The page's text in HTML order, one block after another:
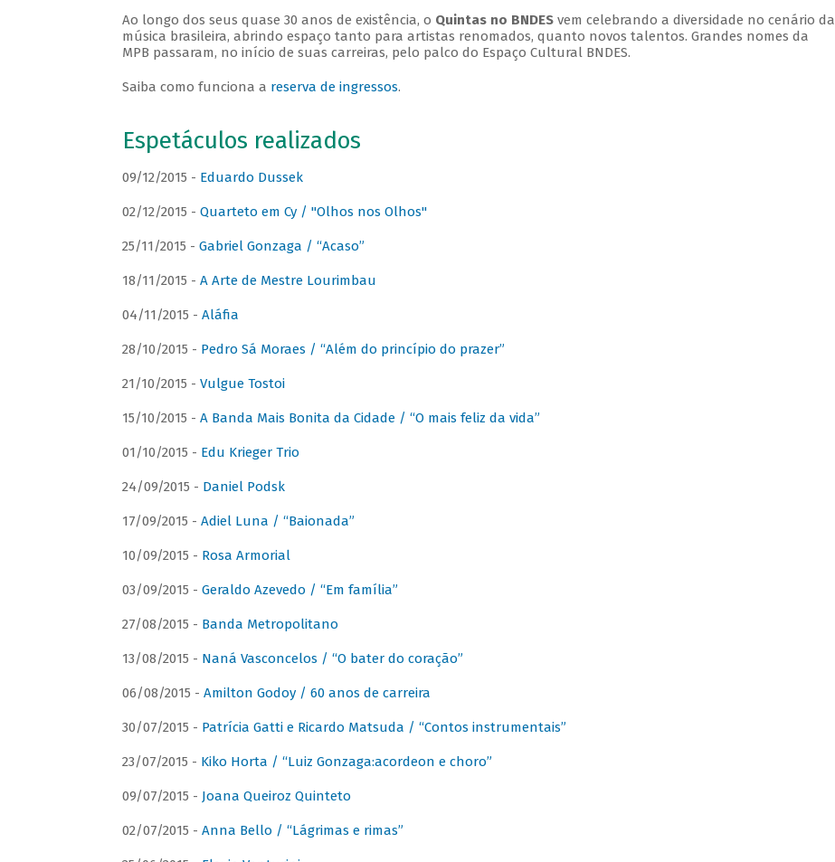
Ao longo dos seus quase 30 anos de existência, o Quintas no BNDESvem celebrando a diversidade no cenário da
música brasileira, abrindo espaço tanto para artistas renomados, quanto novos talentos. Grandes nomes da
MPB passaram, no início de suas carreiras, pelo palco do Espaço Cultural BNDES.
Saiba como funciona a reserva de ingressos.
Espetáculos realizados
09/12/2015 - Eduardo Dussek
02/12/2015 - Quarteto em Cy / "Olhos nos Olhos"
25/11/2015 - Gabriel Gonzaga / “Acaso”
18/11/2015 - A Arte de Mestre Lourimbau
04/11/2015 - Aláfia
28/10/2015 - Pedro Sá Moraes / “Além do princípio do prazer”
21/10/2015 - Vulgue Tostoi
15/10/2015 - A Banda Mais Bonita da Cidade / “O mais feliz da vida”
01/10/2015 - Edu Krieger Trio
24/09/2015 - Daniel Podsk
17/09/2015 - Adiel Luna / “Baionada”
10/09/2015 - Rosa Armorial
03/09/2015 - Geraldo Azevedo / “Em família”
27/08/2015 - Banda Metropolitano
13/08/2015 - Naná Vasconcelos / “O bater do coração”
06/08/2015 - Amilton Godoy / 60 anos de carreira
30/07/2015 - Patrícia Gatti e Ricardo Matsuda / “Contos instrumentais”
23/07/2015 - Kiko Horta / “Luiz Gonzaga:acordeon e choro”
09/07/2015 - Joana Queiroz Quinteto
02/07/2015 - Anna Bello / “Lágrimas e rimas”